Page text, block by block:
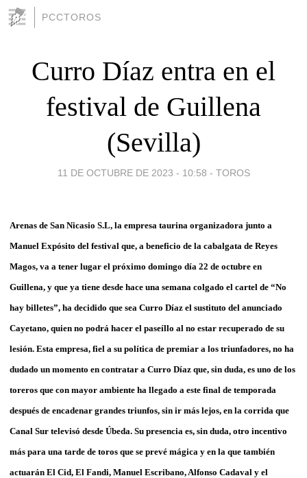
PCCTOROS
Curro Díaz entra en el
festival de Guillena
(Sevilla)
11 DE OCTUBRE DE 2023 - 10:58 - TOROS
Arenas de San Nicasio S.L, la empresa taurina organizadora junto a
Manuel Expósito del festival que, a beneficio de la cabalgata de Reyes
Magos, va a tener lugar el próximo domingo día 22 de octubre en
Guillena, y que ya tiene desde hace una semana colgado el cartel de “No
hay billetes”, ha decidido que sea Curro Díaz el sustituto del anunciado
Cayetano, quien no podrá hacer el paseíllo al no estar recuperado de su
lesión. Esta empresa, fiel a su política de premiar a los triunfadores, no ha
dudado un momento en contratar a Curro Díaz que, sin duda, es uno de los
toreros que con mayor ambiente ha llegado a este final de temporada
después de encadenar grandes triunfos, sin ir más lejos, en la corrida que
Canal Sur televisó desde Úbeda. Su presencia es, sin duda, otro incentivo
más para una tarde de toros que se prevé mágica y en la que también
actuarán El Cid, El Fandi, Manuel Escribano, Alfonso Cadaval y el